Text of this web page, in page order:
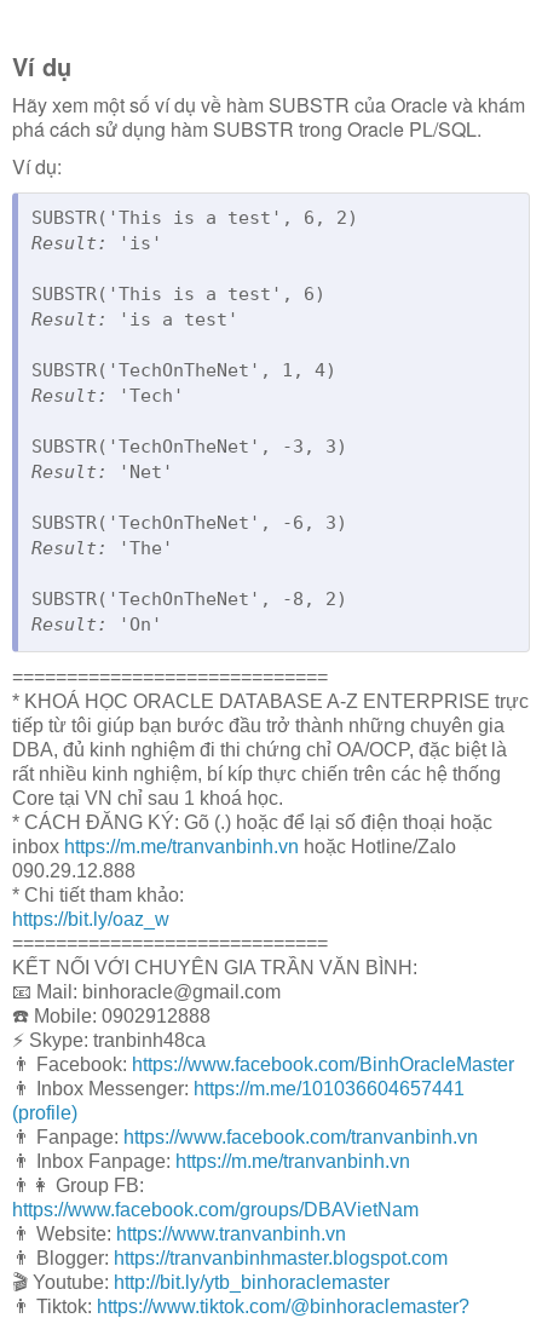
Ví dụ
Hãy xem một số ví dụ về hàm SUBSTR của Oracle và khám
phá cách sử dụng hàm SUBSTR trong Oracle PL/SQL.
Ví dụ:
Result:
'is'
Result:
'is a test'
Result:
'Tech'
Result:
'Net'
Result:
'The'
Result:
'On'
=============================
* KHOÁ HỌC ORACLE DATABASE A-Z ENTERPRISE trực
tiếp từ tôi giúp bạn bước đầu trở thành những chuyên gia
DBA, đủ kinh nghiệm đi thi chứng chỉ OA/OCP, đặc biệt là
rất nhiều kinh nghiệm, bí kíp thực chiến trên các hệ thống
Core tại VN chỉ sau 1 khoá học.
* CÁCH ĐĂNG KÝ: Gõ (.) hoặc để lại số điện thoại hoặc
inbox https://m.me/tranvanbinh.vn hoặc Hotline/Zalo
090.29.12.888
* Chi tiết tham khảo:
https://bit.ly/oaz_w
=============================
KẾT NỐI VỚI CHUYÊN GIA TRẦN VĂN BÌNH:
📧 Mail: binhoracle@gmail.com
☎️ Mobile: 0902912888
⚡️ Skype: tranbinh48ca
👨 Facebook: https://www.facebook.com/BinhOracleMaster
👨 Inbox Messenger: https://m.me/101036604657441
(profile)
👨 Fanpage: https://www.facebook.com/tranvanbinh.vn
👨 Inbox Fanpage: https://m.me/tranvanbinh.vn
👨👩 Group FB:
https://www.facebook.com/groups/DBAVietNam
👨 Website: https://www.tranvanbinh.vn
👨 Blogger: https://tranvanbinhmaster.blogspot.com
🎬 Youtube: http://bit.ly/ytb_binhoraclemaster
👨 Tiktok: https://www.tiktok.com/@binhoraclemaster?